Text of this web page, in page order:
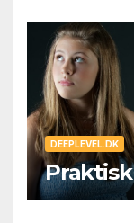
DEEPLEVEL.DK